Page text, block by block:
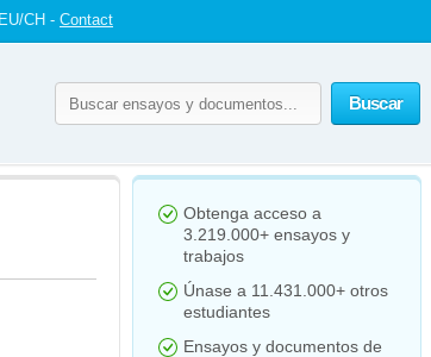
CH - Contact
Buscar
Obtenga acceso a
3.219.000+ ensayos y
trabajos
Únase a 11.431.000+ otros
estudiantes
Ensayos y documentos de